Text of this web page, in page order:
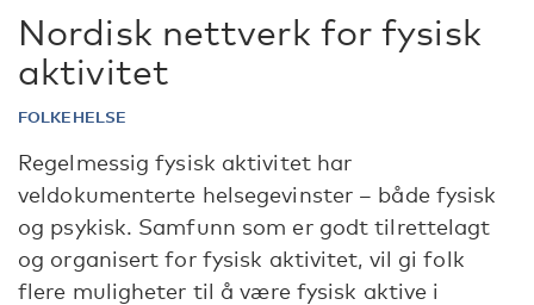
Nordisk nettverk for fysisk
aktivitet
FOLKEHELSE
Regelmessig fysisk aktivitet har
veldokumenterte helsegevinster – både fysisk
og psykisk. Samfunn som er godt tilrettelagt
og organisert for fysisk aktivitet, vil gi folk
flere muligheter til å være fysisk aktive i